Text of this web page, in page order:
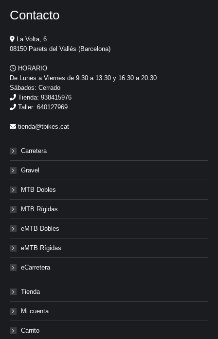
Contacto
La Volta, 6
08150 Parets del Vallés (Barcelona)
HORARIO
De Lunes a Viernes de 9:30 a 13:30 y 16:30 a 20:30
Sábados: Cerrado
Tienda: 938415976
Taller: 640127969
tienda@tbikes.cat
Carretera
Gravel
MTB Dobles
MTB Rígidas
eMTB Dobles
eMTB Rígidas
eCarretera
Tienda
Mi cuenta
Carrito